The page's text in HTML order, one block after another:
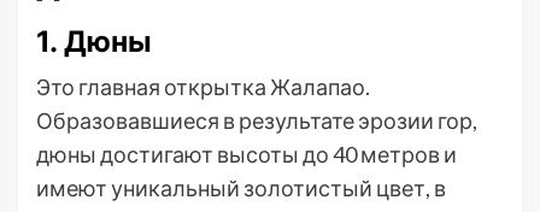
1. Дюны
Это главная открытка Жалапао.
Образовавшиеся в результате эрозии гор,
дюны достигают высоты до 40 метров и
имеют уникальный золотистый цвет, в